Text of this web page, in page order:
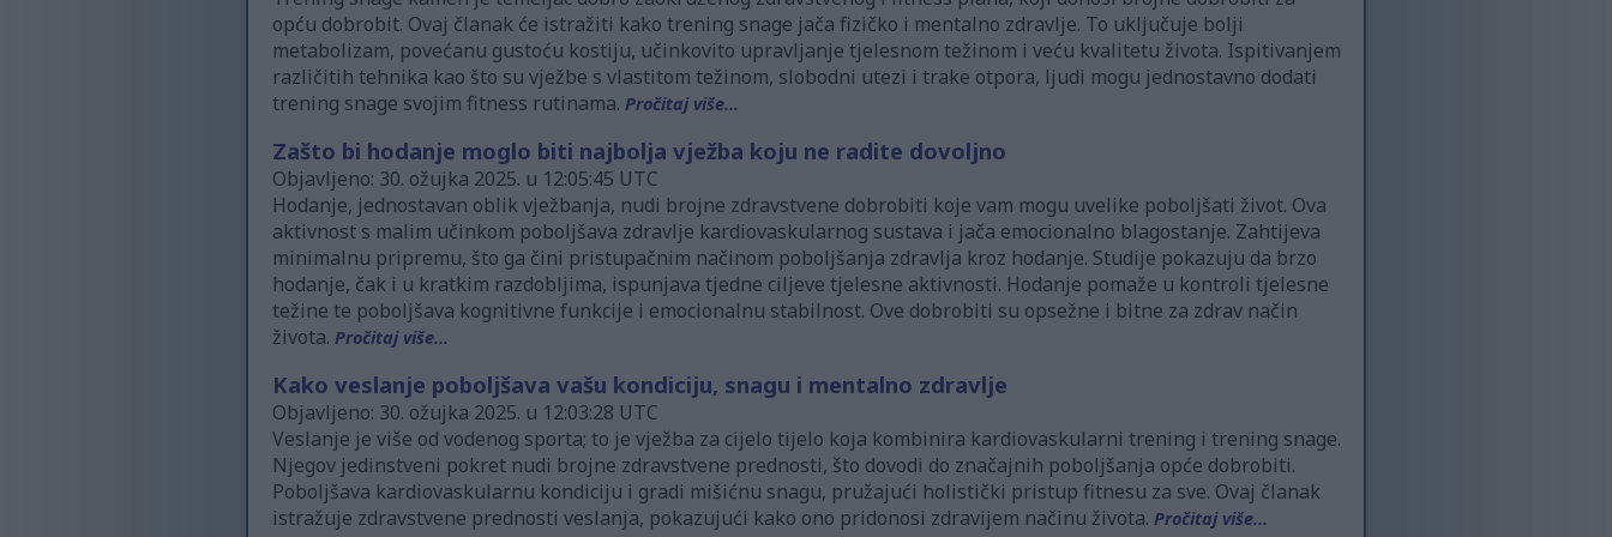
opću dobrobit. Ovaj članak će istražiti kako trening snage jača fizičko i mentalno zdravlje. To uključuje bolji
metabolizam, povećanu gustoću kostiju, učinkovito upravljanje tjelesnom težinom i veću kvalitetu života. Ispitivanjem
različitih tehnika kao što su vježbe s vlastitom težinom, slobodni utezi i trake otpora, ljudi mogu jednostavno dodati
trening snage svojim fitness rutinama. Pročitaj više...
Zašto bi hodanje moglo biti najbolja vježba koju ne radite dovoljno
Objavljeno: 30. ožujka 2025. u 12:05:45 UTC
Hodanje, jednostavan oblik vježbanja, nudi brojne zdravstvene dobrobiti koje vam mogu uvelike poboljšati život. Ova
aktivnost s malim učinkom poboljšava zdravlje kardiovaskularnog sustava i jača emocionalno blagostanje. Zahtijeva
minimalnu pripremu, što ga čini pristupačnim načinom poboljšanja zdravlja kroz hodanje. Studije pokazuju da brzo
hodanje, čak i u kratkim razdobljima, ispunjava tjedne ciljeve tjelesne aktivnosti. Hodanje pomaže u kontroli tjelesne
težine te poboljšava kognitivne funkcije i emocionalnu stabilnost. Ove dobrobiti su opsežne i bitne za zdrav način
života. Pročitaj više...
Kako veslanje poboljšava vašu kondiciju, snagu i mentalno zdravlje
Objavljeno: 30. ožujka 2025. u 12:03:28 UTC
Veslanje je više od vodenog sporta; to je vježba za cijelo tijelo koja kombinira kardiovaskularni trening i trening snage.
Njegov jedinstveni pokret nudi brojne zdravstvene prednosti, što dovodi do značajnih poboljšanja opće dobrobiti.
Poboljšava kardiovaskularnu kondiciju i gradi mišićnu snagu, pružajući holistički pristup fitnesu za sve. Ovaj članak
istražuje zdravstvene prednosti veslanja, pokazujući kako ono pridonosi zdravijem načinu života. Pročitaj više...